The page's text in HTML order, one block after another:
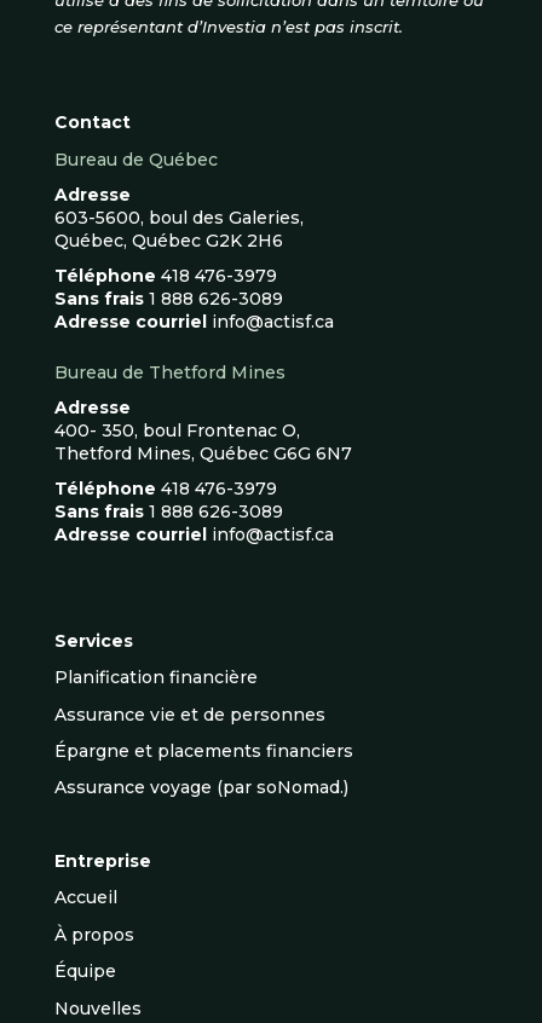
ce représentant d’Investia n’est pas inscrit.
Contact
Bureau de Québec
Adresse
603-5600, boul des Galeries,
Québec, Québec G2K 2H6
Téléphone 418 476-3979
Sans frais 1 888 626-3089
Adresse courriel info@actisf.ca
Bureau de Thetford Mines
Adresse
400- 350, boul Frontenac O,
Thetford Mines, Québec G6G 6N7
Téléphone 418 476-3979
Sans frais 1 888 626-3089
Adresse courriel info@actisf.ca
Services
Planification financière
Assurance vie et de personnes
Épargne et placements financiers
Assurance voyage (par soNomad.)
Entreprise
Accueil
À propos
Équipe
Nouvelles